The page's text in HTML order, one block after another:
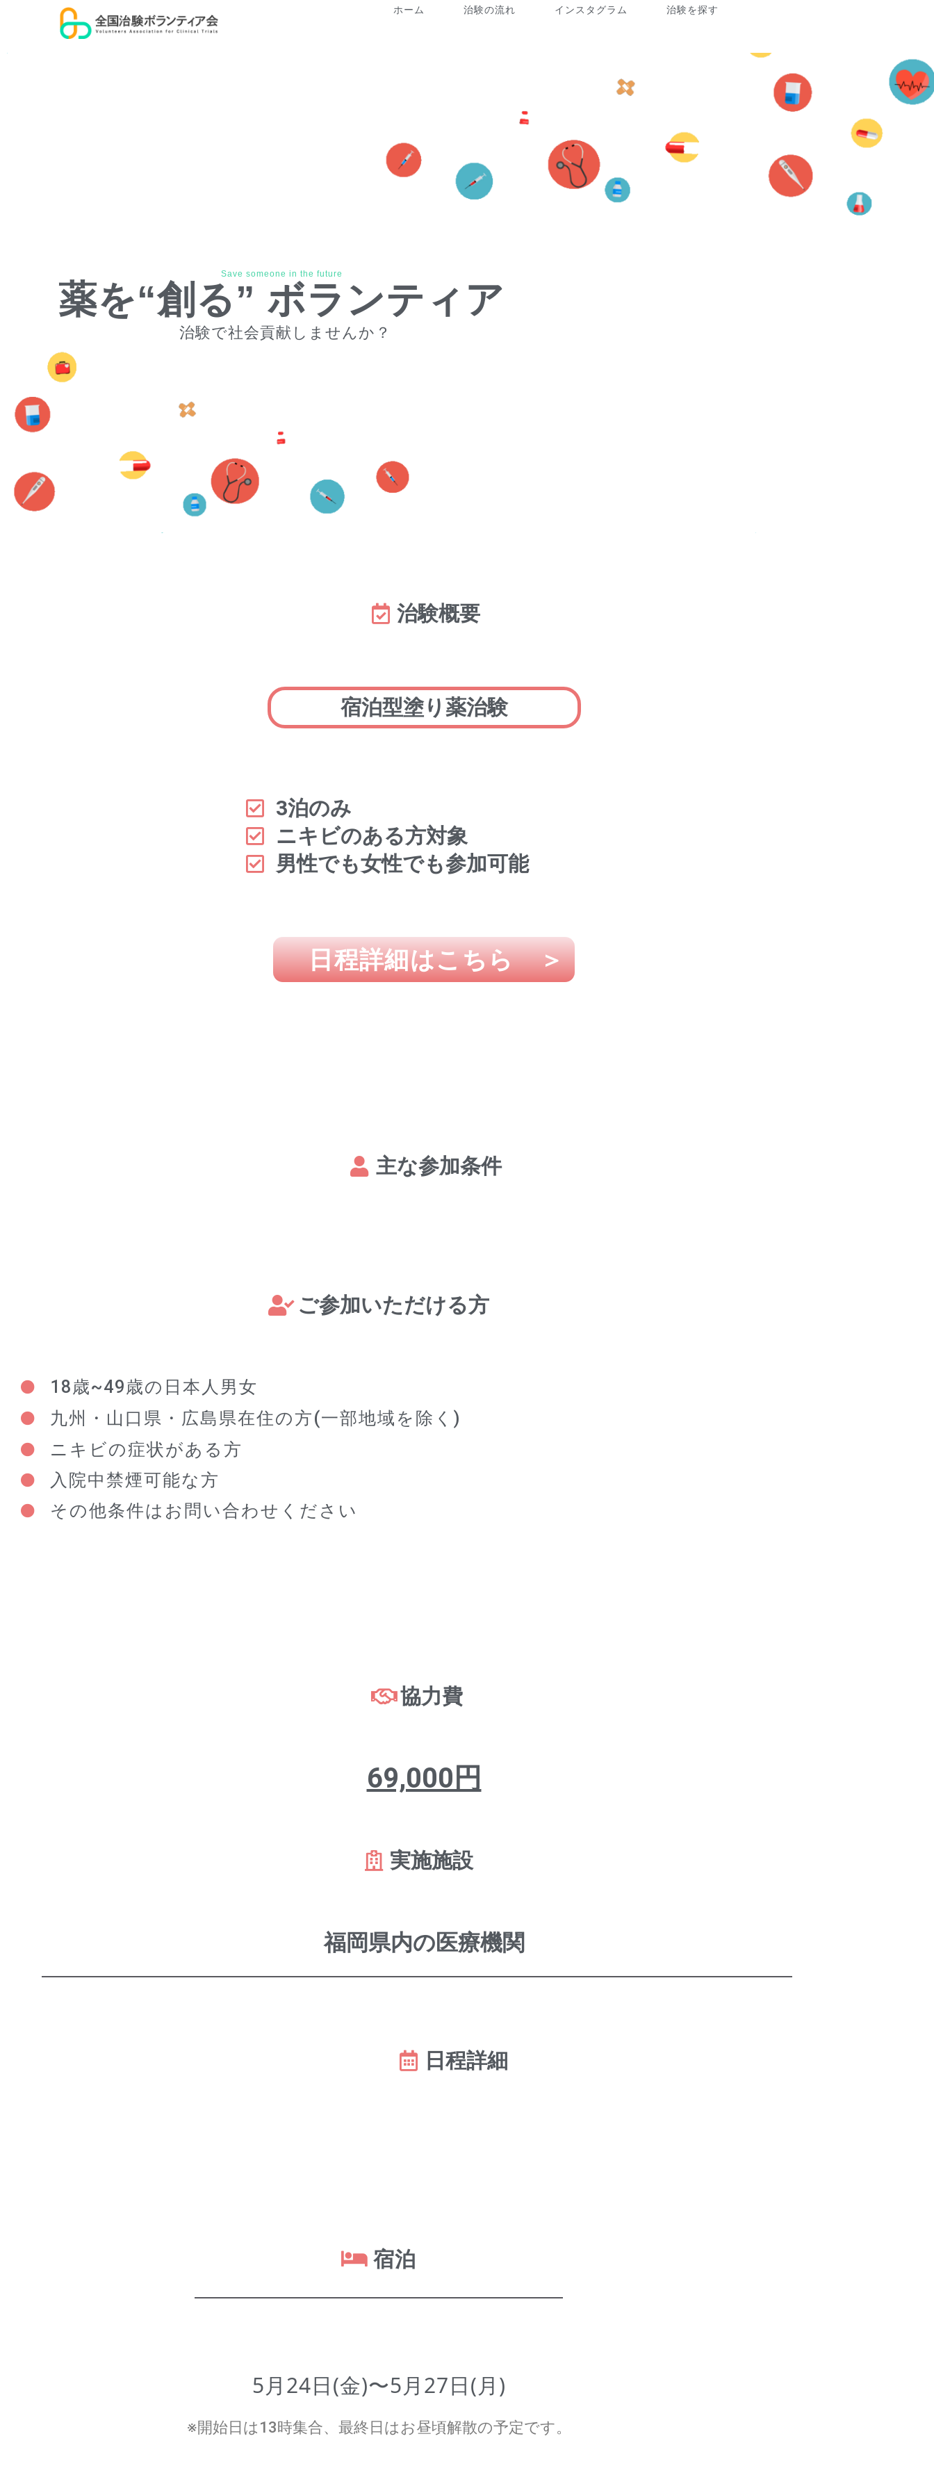
ホーム 治験の流れ インスタグラム 治験を探す
Save someone in the future
薬を“創る” ボランティア
治験で社会貢献しませんか？
治験概要
宿泊型塗り薬治験
3泊のみ
ニキビのある方対象
男性でも女性でも参加可能
日程詳細はこちら ＞
主な参加条件
ご参加いただける方
18歳~49歳の日本人男女
九州・山口県・広島県在住の方(一部地域を除く)
ニキビの症状がある方
入院中禁煙可能な方
その他条件はお問い合わせください
協力費
69,000円
実施施設
福岡県内の医療機関
日程詳細
宿泊
5月24日(金)〜5月27日(月)
※開始日は13時集合、最終日はお昼頃解散の予定です。